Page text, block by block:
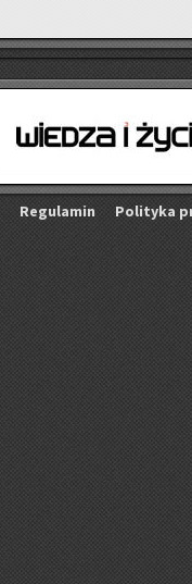
Re­gu­la­min Po­li­ty­ka